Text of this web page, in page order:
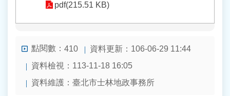
pdf(215.51 KB)
點閱數： 410
資料更新：106-06-29 11:44
資料檢視：113-11-18 16:05
資料維護：臺北市士林地政事務所